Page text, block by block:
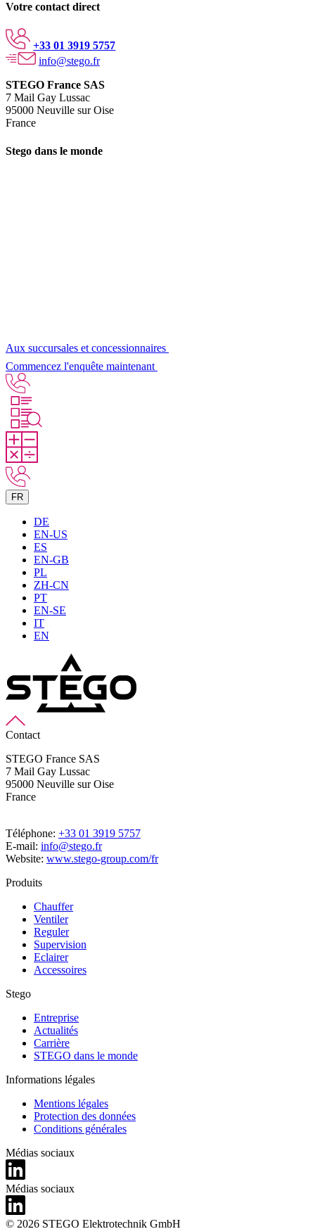
Votre contact direct
+33 01 3919 5757
info@stego.fr
STEGO France SAS
7 Mail Gay Lussac
95000 Neuville sur Oise
France
Stego dans le monde
Aux succursales et concessionnaires
Commencez l'enquête maintenant
FR
DE
EN-US
ES
EN-GB
PL
ZH-CN
PT
EN-SE
IT
EN
Contact
STEGO France SAS
7 Mail Gay Lussac
95000 Neuville sur Oise
France
Téléphone: +33 01 3919 5757
E-mail: info@stego.fr
Website: www.stego-group.com/fr
Produits
Chauffer
Ventiler
Reguler
Supervision
Eclairer
Accessoires
Stego
Entreprise
Actualités
Carrière
STEGO dans le monde
Informations légales
Mentions légales
Protection des données
Conditions générales
Médias sociaux
Médias sociaux
© 2026 STEGO Elektrotechnik GmbH